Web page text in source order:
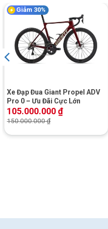
"hinh-anh-dia-chi-
SKU:26X-L
Giảm 30%
Xe Đạp Đua Giant Propel ADV
Pro 0 – Ưu Đãi Cực Lớn
105.000.000₫
150.000.000₫